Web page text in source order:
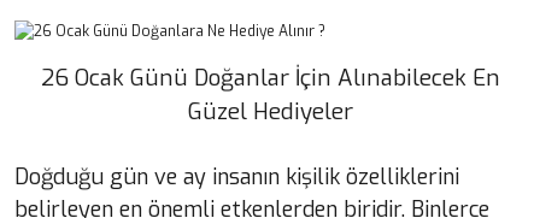
26 Ocak Günü Doğanlar İçin Alınabilecek En
Güzel Hediyeler
Doğduğu gün ve ay insanın kişilik özelliklerini
belirleyen en önemli etkenlerden biridir. Binlerce